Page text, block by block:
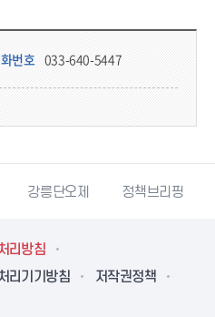
번호 033-640-5447
강릉단오제 정책브리핑
리방침
리기기방침
저작권정책